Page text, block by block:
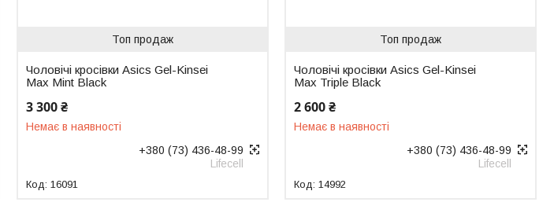
Топ продаж
Чоловічі кросівки Asics Gel-Kinsei
Max Mint Black
3 300 ₴
Немає в наявності
+380 (73) 436-48-99
Lifecell
16091
Топ продаж
Чоловічі кросівки Asics Gel-Kinsei
Max Triple Black
2 600 ₴
Немає в наявності
+380 (73) 436-48-99
Lifecell
14992